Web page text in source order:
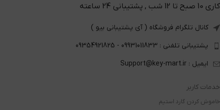
کاری 10 صبح تا 12 شب , پشتیبانی 24 ساعته
کانال تلگرام فروشگاه ( آی پشتیبانی بیو )
پشتیبانی تلفنی : 09931011833 - 09354921825
ایمیل : Support@key-mart.ir
خدمات کاربر
خاموش کردن گارد استیم